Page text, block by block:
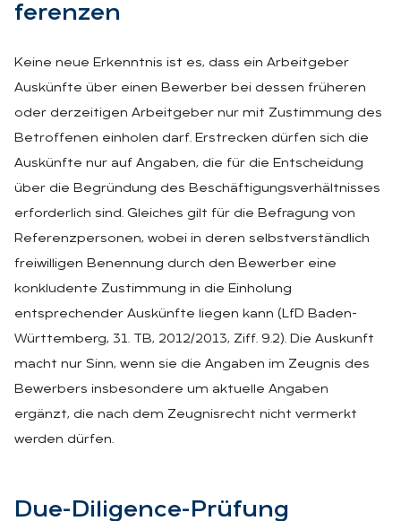
fe­ren­zen
Keine neue Erkenntnis ist es, dass ein Arbeitgeber
Auskünfte über einen Bewerber bei dessen früheren
oder derzeitigen Arbeitgeber nur mit Zustimmung des
Betroffenen einholen darf. Erstrecken dürfen sich die
Auskünfte nur auf Angaben, die für die Entscheidung
über die Begründung des Beschäftigungsverhältnisses
erforderlich sind. Gleiches gilt für die Befragung von
Referenzpersonen, wobei in deren selbstverständlich
freiwilligen Benennung durch den Bewerber eine
konkludente Zustimmung in die Einholung
entsprechender Auskünfte liegen kann (LfD Baden-
Württemberg, 31. TB, 2012/2013, Ziff. 9.2). Die Auskunft
macht nur Sinn, wenn sie die Angaben im Zeugnis des
Bewerbers insbesondere um aktuelle Angaben
ergänzt, die nach dem Zeugnisrecht nicht vermerkt
werden dürfen.
Due-Di­li­gence-Prü­fung